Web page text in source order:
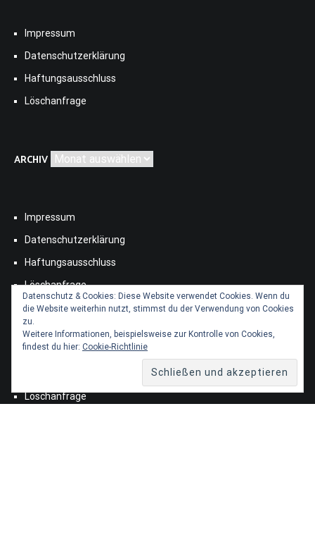
Impressum
Datenschutzerklärung
Haftungsausschluss
Löschanfrage
ARCHIV Archiv
Impressum
Datenschutzerklärung
Haftungsausschluss
Löschanfrage
Impressum
Datenschutzerklärung
Löschanfrage
Datenschutz & Cookies: Diese Website verwendet Cookies. Wenn du
die Website weiterhin nutzt, stimmst du der Verwendung von Cookies
zu.
Weitere Informationen, beispielsweise zur Kontrolle von Cookies,
findest du hier: Cookie-Richtlinie